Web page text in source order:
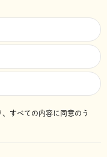
すべての内容に同意のう